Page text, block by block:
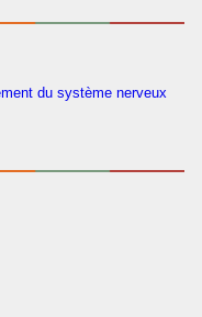
du système nerveux